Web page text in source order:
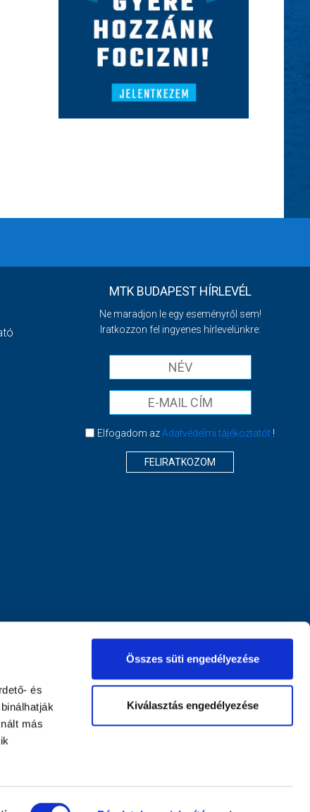
és
más
Összes süti engedélyezése
Kiválasztás engedélyezése
MTK BUDAPEST HÍRLEVÉL
Ne maradjon le egy eseményről sem!
Iratkozzon fel ingyenes hírlevelünkre:
Elfogadom azAdatvédelmi tájékoztatót !
FELIRATKOZOM